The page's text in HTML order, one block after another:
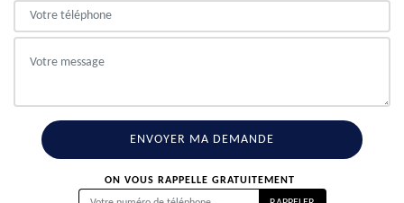
ON VOUS RAPPELLE GRATUITEMENT